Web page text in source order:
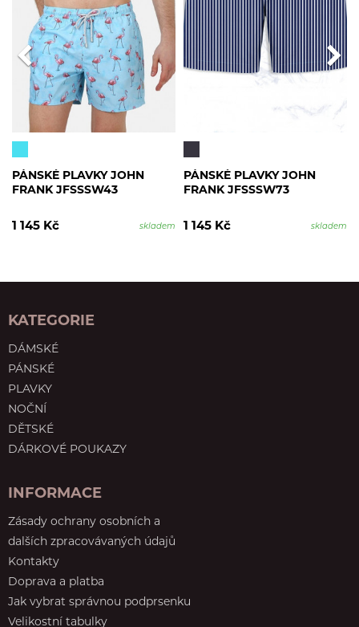
PÁNSKÉ PLAVKY JOHN
FRANK JFSSSW43
1 145 Kč skladem
PÁNSKÉ PLAVKY JOHN
FRANK JFSSSW73
1 145 Kč skladem
KATEGORIE
DÁMSKÉ
PÁNSKÉ
PLAVKY
NOČNÍ
DĚTSKÉ
DÁRKOVÉ POUKAZY
INFORMACE
Zásady ochrany osobních a
dalších zpracovávaných údajů
Kontakty
Doprava a platba
Jak vybrat správnou podprsenku
Velikostní tabulky